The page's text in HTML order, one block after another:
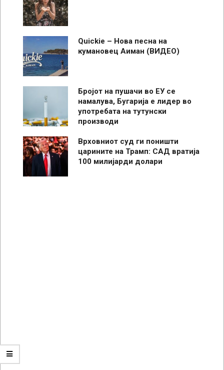
Quickie – Нова песна на
кумановец Аиман (ВИДЕО)
Бројот на пушачи во ЕУ се
намалува, Бугарија е лидер во
употребата на тутунски
производи
Врховниот суд ги поништи
царините на Трамп: САД вратија
100 милијарди долари